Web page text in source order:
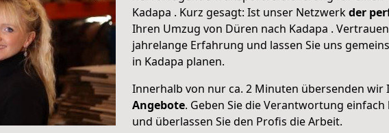
Kadapa . Kurz gesagt: Ist unser Netzwerkder
Ihren Umzug von Düren nach Kadapa .
jahrelange Erfahrung und lassen Sie uns
in Kadapa planen.
Innerhalb von nur ca. 2 Minuten übersenden wir
Angebote. Geben Sie die Verantwortung
und überlassen Sie den Profis die Arbeit.